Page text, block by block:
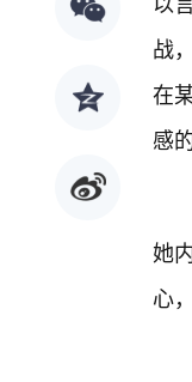
战
在
感
她
心